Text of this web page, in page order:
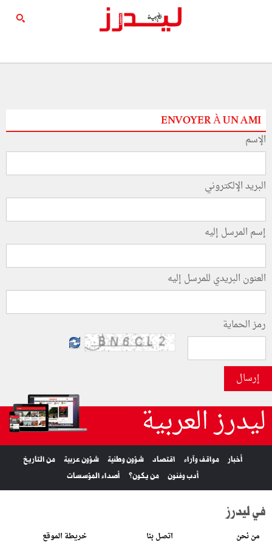
ENVOYER À UN AMI
الإسم
البريد الإلكتروني
إسم المرسل إليه
العنون البريدي للمرسل إليه
رمز الحماية
إرسال
ليدرز العربية
أخبار مواقف وآراء اقتصاد شؤون وطنية شؤون عربية
من التاريخ
أدب وفنون
من يكون؟ أصداء المؤسسات
في ليدرز
من نحن اتصل بنا خريطة الموقع